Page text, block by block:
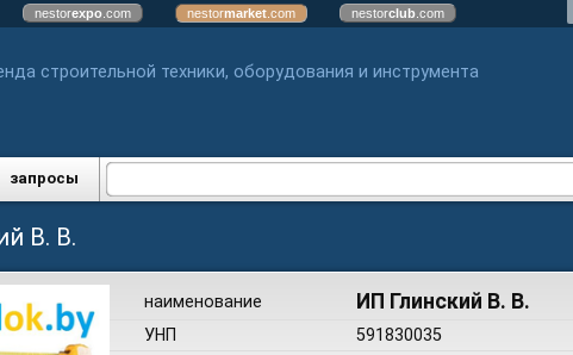
nestorexpo .com nestormarket .com nestorclub .com
строительной техники, оборудования и инструмента
запросы
В. В.
наименование ИП Глинский В. В.
УНП
591830035